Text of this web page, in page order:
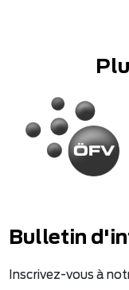
Bulletin
Inscrivez-vous à